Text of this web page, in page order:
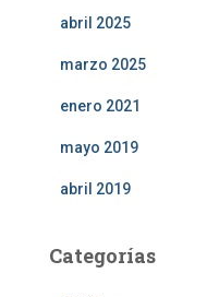
abril 2025
marzo 2025
enero 2021
mayo 2019
abril 2019
Categorías